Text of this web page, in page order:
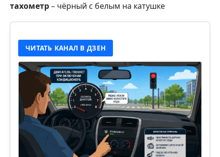
тахометр– чёрный с белым на катушке
ЧИТАТЬ КАНАЛ В ДЗЕН